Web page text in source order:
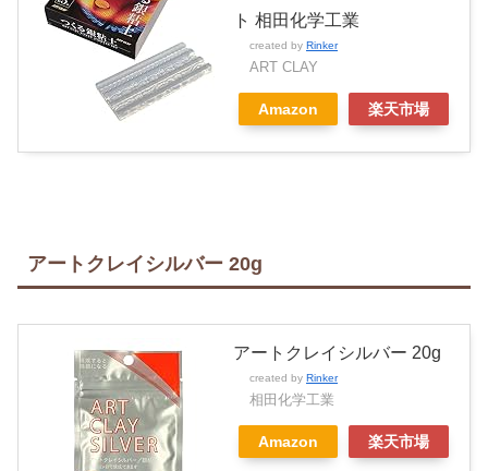
ト 相田化学工業
created by Rinker
ART CLAY
Amazon 楽天市場
アートクレイシルバー 20g
アートクレイシルバー 20g
created by Rinker
相田化学工業
Amazon 楽天市場